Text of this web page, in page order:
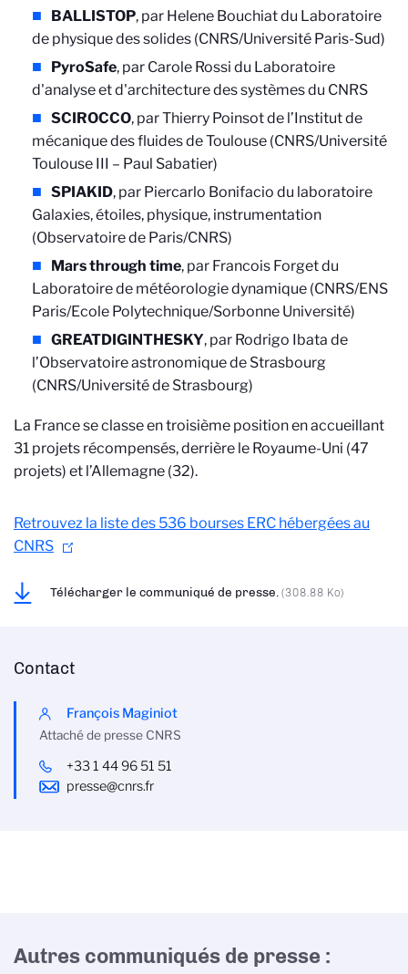
BALLISTOP, par Helene Bouchiat du Laboratoire
de physique des solides (CNRS/Université Paris-Sud)
PyroSafe, par Carole Rossi du Laboratoire
d'analyse et d'architecture des systèmes du CNRS
SCIROCCO, par Thierry Poinsot de l’Institut de
mécanique des fluides de Toulouse (CNRS/Université
Toulouse III – Paul Sabatier)
SPIAKID, par Piercarlo Bonifacio du laboratoire
Galaxies, étoiles, physique, instrumentation
(Observatoire de Paris/CNRS)
Mars through time, par Francois Forget du
Laboratoire de météorologie dynamique (CNRS/ENS
Paris/Ecole Polytechnique/Sorbonne Université)
GREATDIGINTHESKY, par Rodrigo Ibata de
l’Observatoire astronomique de Strasbourg
(CNRS/Université de Strasbourg)
La France se classe en troisième position en accueillant
31 projets récompensés, derrière le Royaume-Uni (47
projets) et l’Allemagne (32).
Retrouvez la liste des 536 bourses ERC hébergées au
CNRS
Télécharger le communiqué de presse. (308.88 Ko)
Contact
François Maginiot
Attaché de presse CNRS
+33 1 44 96 51 51
presse@cnrs.fr
Autres communiqués de presse :